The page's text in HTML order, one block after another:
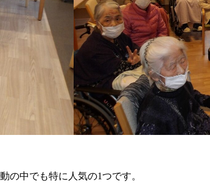
の中でも特に人気の1つです。